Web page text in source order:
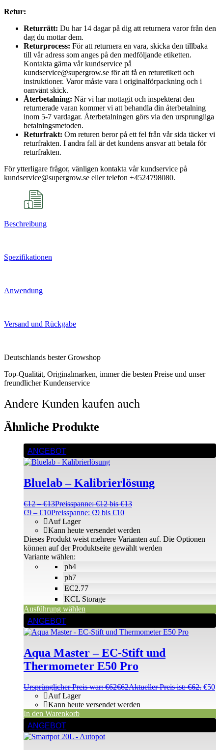
Retur:
Returrätt: Du har 14 dagar på dig att returnera varor från den
dag du mottar dem.
Returprocess: För att returnera en vara, skicka den tillbaka
till vår adress som anges på den medföljande etiketten.
Kontakta gärna vår kundservice på
kundservice@supergrow.se för att få en returetikett och
instruktioner. Varor måste vara i originalförpackning och i
oanvänt skick.
Återbetalning: När vi har mottagit och inspekterat den
returnerade varan kommer vi att behandla din återbetalning
inom 5-7 vardagar. Återbetalningen görs via den ursprungliga
betalningsmetoden.
Returfrakt: Om returen beror på ett fel från vår sida täcker vi
returfrakten. I andra fall är det kundens ansvar att betala för
returfrakten.
För ytterligare frågor, vänligen kontakta vår kundservice på
kundservice@supergrow.se eller telefon +4524798080.
Beschreibung
Spezifikationen
Anwendung
Versand und Rückgabe
Deutschlands bester Growshop
Top-Qualität, Originalmarken, immer die besten Preise und unser
freundlicher Kundenservice
Andere Kunden kaufen auch
Ähnliche Produkte
ANGEBOT
Bluelab – Kalibrierlösung
€12 –€13Preisspanne: €12 bis €13
€9 – €10Preisspanne: €9 bis €10
ph4
ph7
EC2.77
KCL Storage
Auf Lager
Kann heute versendet werden
Variante wählen:
Ausführung wählen
Dieses Produkt weist mehrere Varianten auf. Die Optionen
können auf der Produktseite gewählt werden
ANGEBOT
Aqua Master – EC-Stift und
Thermometer E50 Pro
Ursprünglicher Preis war: €62€62Aktueller Preis ist: €62. €50
Auf Lager
Kann heute versendet werden
In den Warenkorb
ANGEBOT